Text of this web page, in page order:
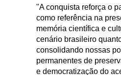
"A conquista reforça o
como referência na
memória científica e
cenário brasileiro
consolidando nossas
permanentes de
e democratização do